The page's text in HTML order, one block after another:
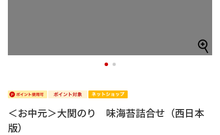
1 2
＜お中元＞大関のり 味海苔詰合せ（西日本
版）